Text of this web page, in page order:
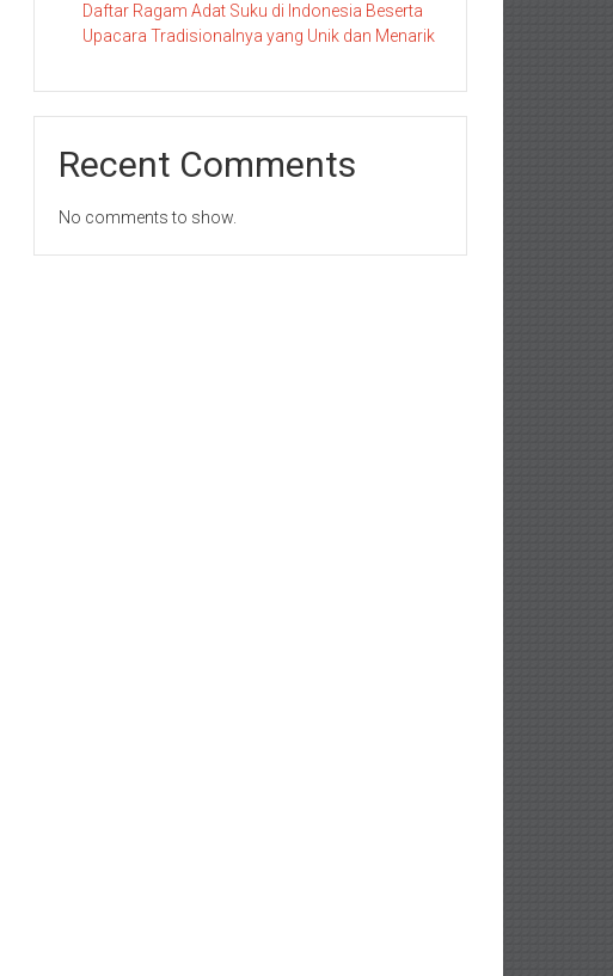
Daftar Ragam Adat Suku di Indonesia Beserta
Upacara Tradisionalnya yang Unik dan Menarik
Recent Comments
No comments to show.